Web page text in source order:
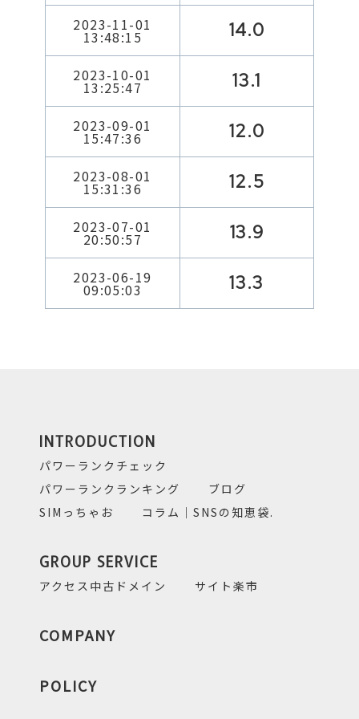
2023-11-01
13:48:15 14.0
2023-10-01
13:25:47 13.1
2023-09-01
15:47:36 12.0
2023-08-01
15:31:36 12.5
2023-07-01
20:50:57 13.9
2023-06-19
09:05:03 13.3
INTRODUCTION
パワーランクチェック
パワーランクランキング
ブログ
SIMっちゃお
コラム｜SNSの知恵袋.
GROUP SERVICE
アクセス中古ドメイン サイト楽市
COMPANY
POLICY